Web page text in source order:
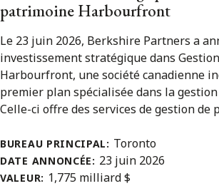
patrimoine Harbourfront
Le 23 juin 2026, Berkshire Partners a
investissement stratégique dans
Harbourfront, une société canadienne
premier plan spécialisée dans la
Celle-ci offre des services de gestion de
BUREAU PRINCIPAL: Toronto
DATE ANNONCÉE: 23 juin 2026
VALEUR: 1,775 milliard $